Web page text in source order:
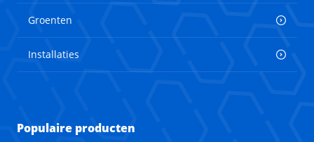
Groenten
Installaties
Populaire producten